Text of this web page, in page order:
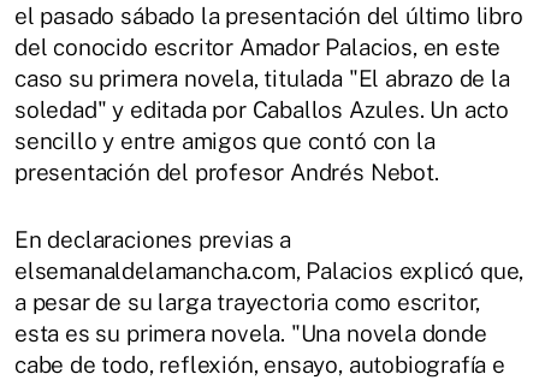
el pasado sábado la presentación del último libro
del conocido escritor Amador Palacios, en este
caso su primera novela, titulada "El abrazo de la
soledad" y editada por Caballos Azules. Un acto
sencillo y entre amigos que contó con la
presentación del profesor Andrés Nebot.
En declaraciones previas a
elsemanaldelamancha.com, Palacios explicó que,
a pesar de su larga trayectoria como escritor,
esta es su primera novela. "Una novela donde
cabe de todo, reflexión, ensayo, autobiografía e